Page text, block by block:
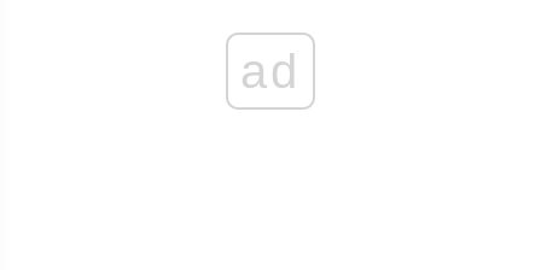
ad